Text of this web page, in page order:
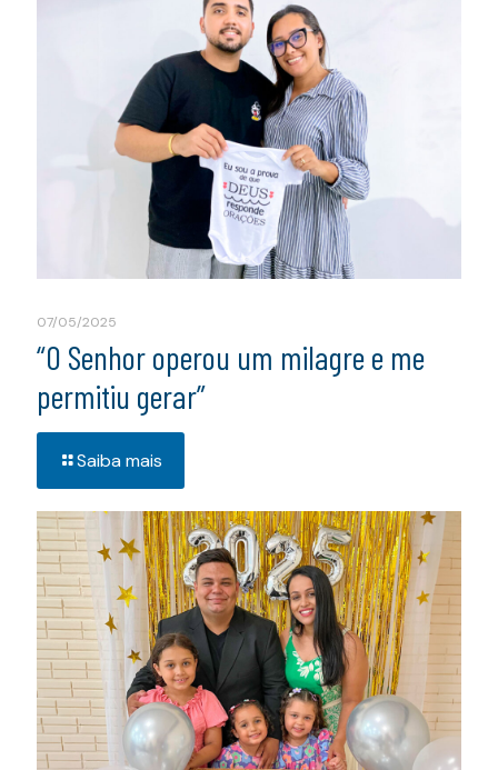
07/05/2025
“O Senhor operou um milagre e me
permitiu gerar”
Saiba mais